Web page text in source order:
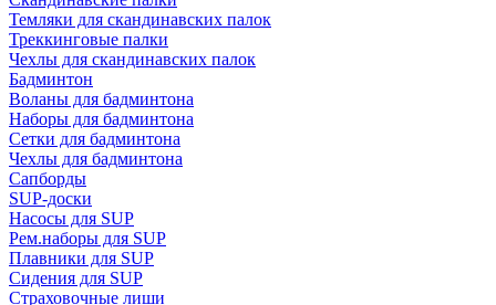
Темляки для скандинавских палок
Треккинговые палки
Чехлы для скандинавских палок
Бадминтон
Воланы для бадминтона
Наборы для бадминтона
Сетки для бадминтона
Чехлы для бадминтона
Сапборды
SUP-доски
Насосы для SUP
Рем.наборы для SUP
Плавники для SUP
Сидения для SUP
Страховочные лиши